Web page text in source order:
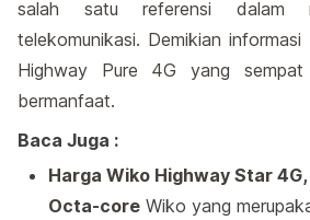
salah satu referensi dalam
telekomunikasi. Demikian
Highway Pure 4G yang sempat
bermanfaat.
Baca Juga :
Harga Wiko Highway Star
Octa-core Wiko yang